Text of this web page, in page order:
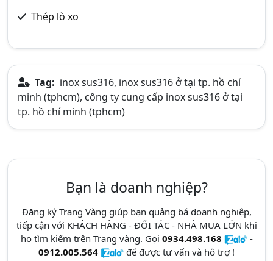
Thép lò xo
Tag: inox sus316, inox sus316 ở tại tp. hồ chí
minh (tphcm), công ty cung cấp inox sus316 ở tại
tp. hồ chí minh (tphcm)
Bạn là doanh nghiệp?
Đăng ký Trang Vàng giúp bạn quảng bá doanh nghiệp,
tiếp cận với KHÁCH HÀNG - ĐỐI TÁC - NHÀ MUA LỚN khi
họ tìm kiếm trên Trang vàng. Gọi 0934.498.168
-
0912.005.564
để được tư vấn và hỗ trợ !